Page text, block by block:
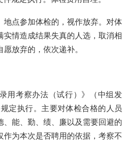
地点参加体检的，视作放弃。对体
实情造成结果失真的人选，取消相
放弃的，依次递补。
用考察办法（试行）》（中组发
定执行。主要对体检合格的人员
、能、勤、绩、廉以及需要回避的
作为本次是否聘用的依据，考察不